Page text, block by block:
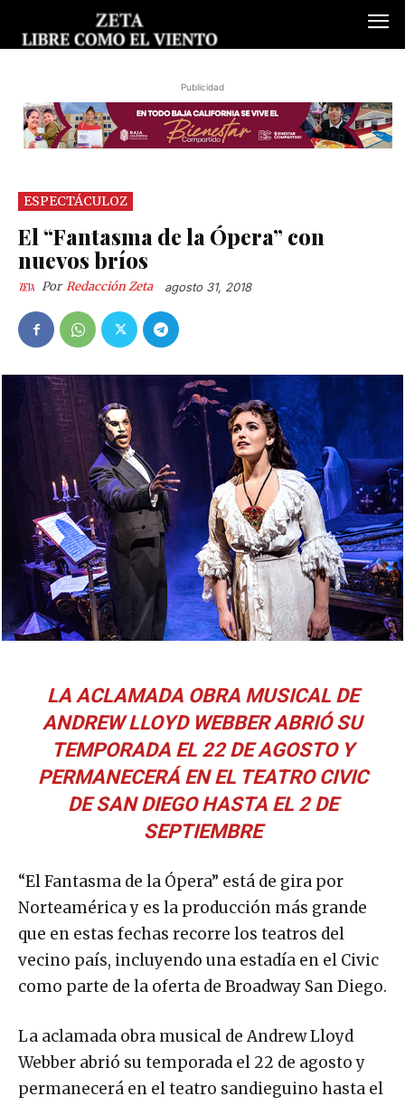
Publicidad
ESPECTÁCULOZ
El “Fantasma de la Ópera” con
nuevos bríos
Por Redacción Zeta agosto 31, 2018
LA ACLAMADA OBRA MUSICAL DE
ANDREW LLOYD WEBBER ABRIÓ SU
TEMPORADA EL 22 DE AGOSTO Y
PERMANECERÁ EN EL TEATRO CIVIC
DE SAN DIEGO HASTA EL 2 DE
SEPTIEMBRE
“El Fantasma de la Ópera” está de gira por
Norteamérica y es la producción más grande
que en estas fechas recorre los teatros del
vecino país, incluyendo una estadía en el Civic
como parte de la oferta de Broadway San Diego.
La aclamada obra musical de Andrew Lloyd
Webber abrió su temporada el 22 de agosto y
permanecerá en el teatro sandieguino hasta el